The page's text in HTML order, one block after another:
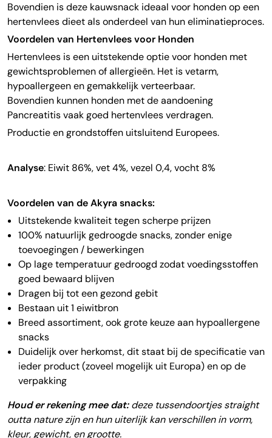
Bovendien is deze kauwsnack ideaal voor honden op een
hertenvlees dieet als onderdeel van hun eliminatieproces.
Voordelen van Hertenvlees voor Honden
Hertenvlees is een uitstekende optie voor honden met
gewichtsproblemen of allergieën. Het is vetarm,
hypoallergeen en gemakkelijk verteerbaar.
Bovendien kunnen honden met de aandoening
Pancreatitis vaak goed hertenvlees verdragen.
Productie en grondstoffen uitsluitend Europees.
Analyse: Eiwit 86%, vet 4%, vezel 0,4, vocht 8%
Voordelen van de Akyra snacks:
Uitstekende kwaliteit tegen scherpe prijzen
100% natuurlijk gedroogde snacks, zonder enige
toevoegingen / bewerkingen
Op lage temperatuur gedroogd zodat voedingsstoffen
goed bewaard blijven
Dragen bij tot een gezond gebit
Bestaan uit 1 eiwitbron
Breed assortiment, ook grote keuze aan hypoallergene
snacks
Duidelijk over herkomst, dit staat bij de specificatie van
ieder product (zoveel mogelijk uit Europa) en op de
verpakking
Houd er rekening mee dat:deze tussendoortjes straight
outta nature zijn en hun uiterlijk kan verschillen in vorm,
kleur, gewicht, en grootte.